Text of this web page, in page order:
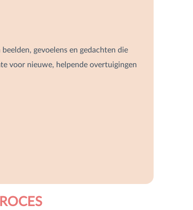
gevoelens en gedachten die
voor nieuwe, helpende overtuigingen